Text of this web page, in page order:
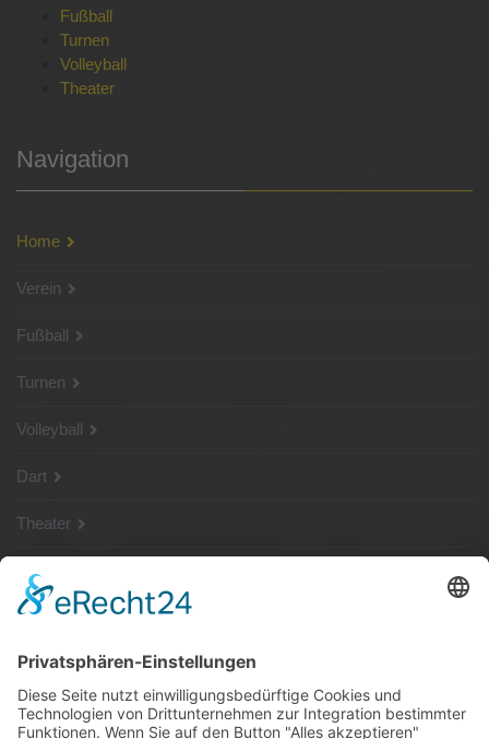
Fußball
Turnen
Volleyball
Theater
Navigation
Home
Verein
Fußball
Turnen
Volleyball
Dart
Theater
SG Shop
Sponsoren
Kontakt